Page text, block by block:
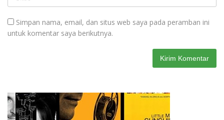
Simpan nama, email, dan situs web saya pada peramban ini
untuk komentar saya berikutnya.